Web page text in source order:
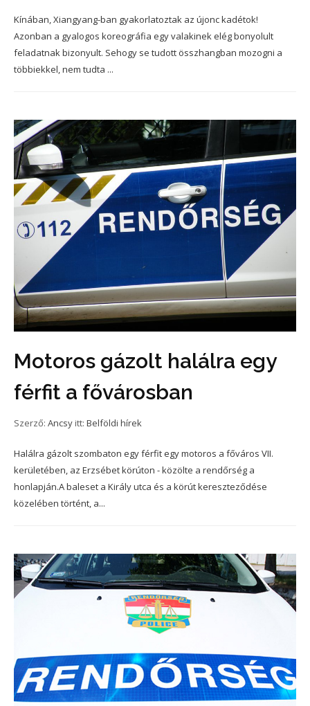
Kínában, Xiangyang-ban gyakorlatoztak az újonc kadétok!
Azonban a gyalogos koreográfia egy valakinek elég bonyolult
feladatnak bizonyult. Sehogy se tudott összhangban mozogni a
többiekkel, nem tudta ...
Motoros gázolt halálra egy
férfit a fővárosban
Szerző: Ancsy itt: Belföldi hírek
Halálra gázolt szombaton egy férfit egy motoros a főváros VII.
kerületében, az Erzsébet körúton - közölte a rendőrség a
honlapján.A baleset a Király utca és a körút kereszteződése
közelében történt, a...